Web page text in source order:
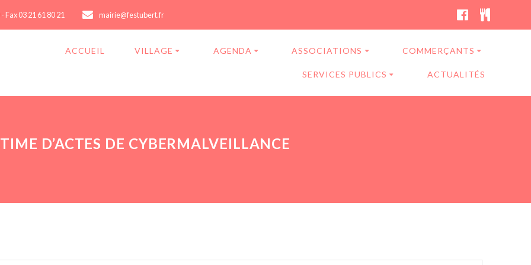
Fax 03 21 61 80 21 mairie@festubert.fr
ACCUEIL VILLAGE AGENDA ASSOCIATIONS COMMERÇANTS
SERVICES PUBLICS ACTUALITÉS
D’ACTES DE CYBERMALVEILLANCE